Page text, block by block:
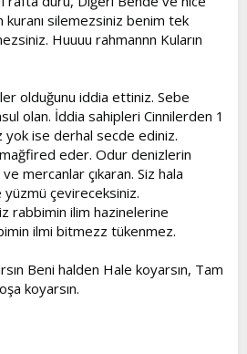
silemezsiniz benim tek
Huuuu rahmannn Kuların
olduğunu iddia ettiniz. Sebe
olan. İddia sahipleri Cinnilerden 1
yok ise derhal secde ediniz.
eder. Odur denizlerin
mercanlar çıkaran. Siz hala
çevireceksiniz.
rabbimin ilim hazinelerine
ilmi bitmezz tükenmez.
Beni halden Hale koyarsın, Tam
koyarsın.